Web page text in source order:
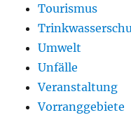
Tourismus
Umwelt
Unfälle
Veranstaltung
Vorranggebiete